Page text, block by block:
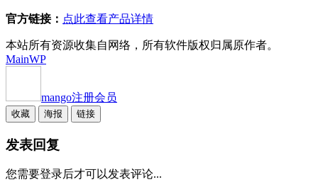
官方链接： 点此查看产品详情
本站所有资源收集自网络，所有软件版权归属原作者。
MainWP
mango注册会员
收藏 海报 链接
发表回复
您需要登录后才可以发表评论...